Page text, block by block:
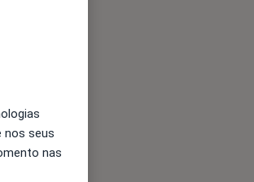
13 Ago
nos seus
nas